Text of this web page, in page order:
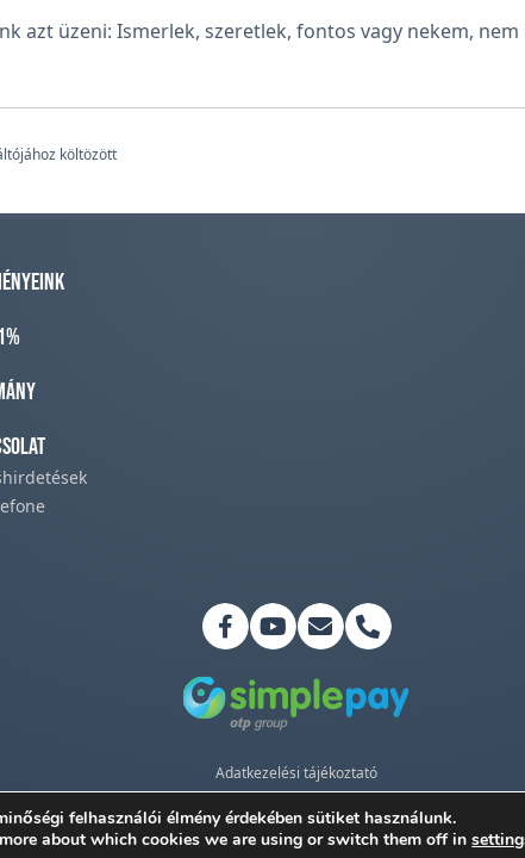
azt üzeni: Ismerlek, szeretlek, fontos vagy nekem, nem
költözött
Adatkezelési tájékoztató
©2026 Magyar Pünkösdi Egyház
felhasználói élmény érdekében sütiket használunk.
about which cookies we are using or switch them off in